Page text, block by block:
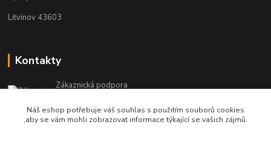
Litvínov 43603
Kontakty
Zákaznická podpora
(Po-Pá, 8-16 hod.)
Náš eshop potřebuje váš souhlas s použitím souborů cookies
,aby se vám mohli zobrazovat informace týkající se vašich zájmů.